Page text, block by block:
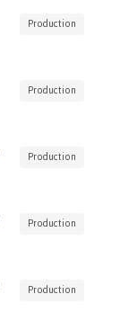
Production
Production
Production
Production
Production